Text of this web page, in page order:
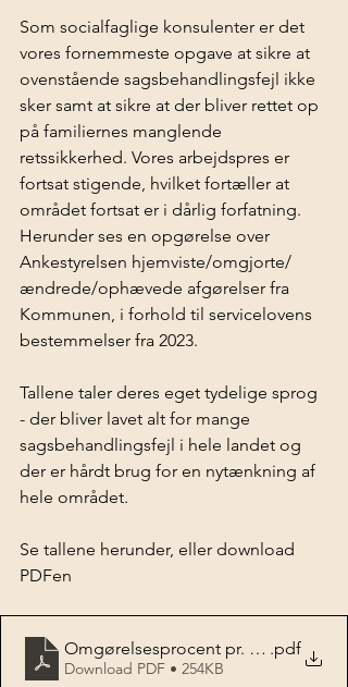
Som socialfaglige konsulenter er det
vores fornemmeste opgave at sikre at
ovenstående sagsbehandlingsfejl ikke
sker samt at sikre at der bliver rettet op
på familiernes manglende
retssikkerhed. Vores arbejdspres er
fortsat stigende, hvilket fortæller at
området fortsat er i dårlig forfatning.
Herunder ses en opgørelse over
Ankestyrelsen hjemviste/omgjorte/
ændrede/ophævede afgørelser fra
Kommunen, i forhold til servicelovens
bestemmelser fra 2023.
Tallene taler deres eget tydelige sprog
- der bliver lavet alt for mange
sagsbehandlingsfejl i hele landet og
der er hårdt brug for en nytænkning af
hele området.
Se tallene herunder, eller download
PDFen
Omgørelsesprocent pr. kommune 1.
.pdf
Download PDF • 254KB